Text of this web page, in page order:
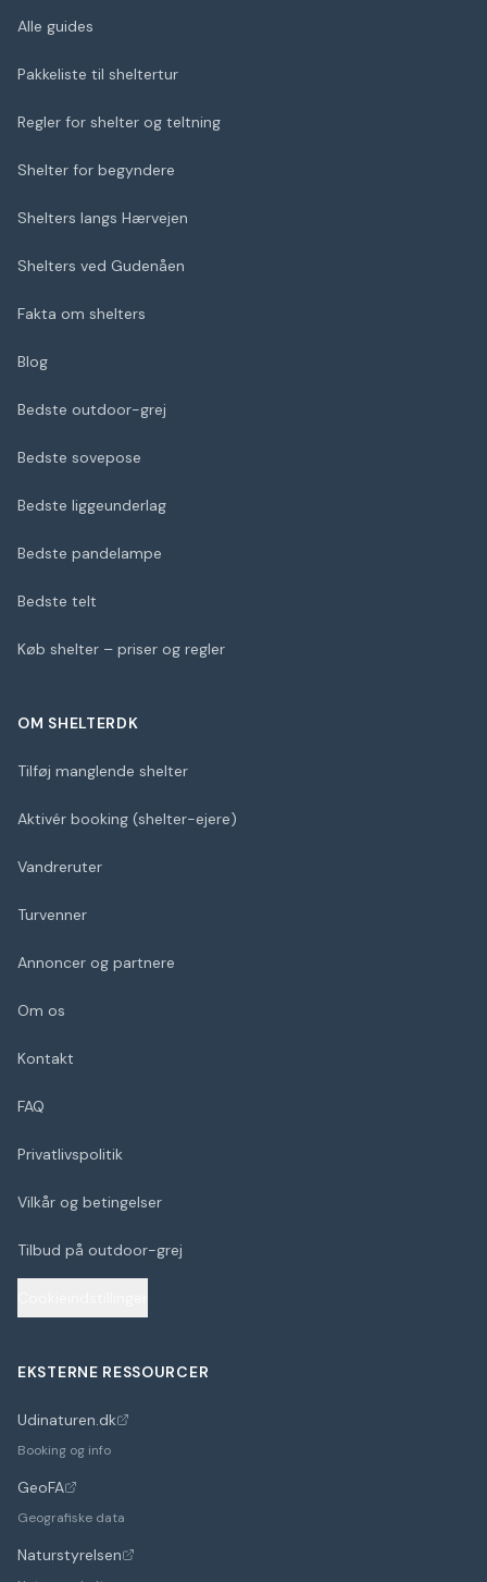
Alle guides
Pakkeliste til sheltertur
Regler for shelter og teltning
Shelter for begyndere
Shelters langs Hærvejen
Shelters ved Gudenåen
Fakta om shelters
Blog
Bedste outdoor-grej
Bedste sovepose
Bedste liggeunderlag
Bedste pandelampe
Bedste telt
Køb shelter – priser og regler
OM SHELTERDK
Tilføj manglende shelter
Aktivér booking (shelter-ejere)
Vandreruter
Turvenner
Annoncer og partnere
Om os
Kontakt
FAQ
Privatlivspolitik
Vilkår og betingelser
Tilbud på outdoor-grej
EKSTERNE RESSOURCER
Udinaturen.dk
(åbner i nyt faneblad)
Booking og info
GeoFA
(åbner i nyt faneblad)
Geografiske data
Naturstyrelsen
(åbner i nyt faneblad)